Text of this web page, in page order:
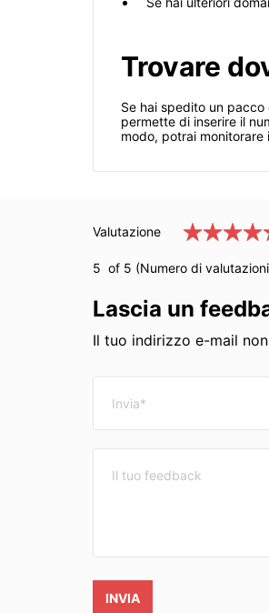
Trovare
Se hai spedito un
permette di inserire il
modo, potrai
Valutazione
5 of 5 (Numero di
Lascia un
Il tuo indirizzo e-mail
INVIA